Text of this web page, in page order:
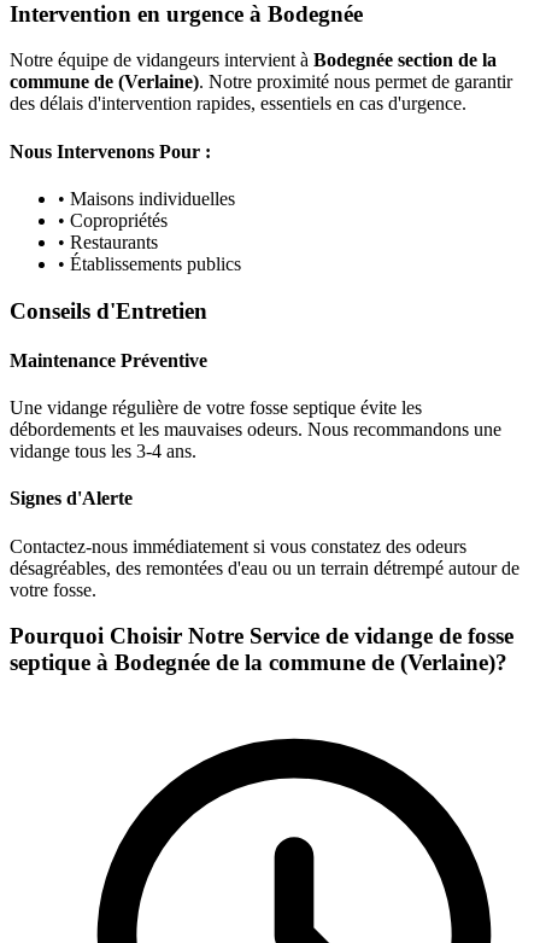
Intervention en urgence à Bodegnée
Notre équipe de vidangeurs intervient à Bodegnée section de la
commune de (Verlaine). Notre proximité nous permet de garantir
des délais d'intervention rapides, essentiels en cas d'urgence.
Nous Intervenons Pour :
• Maisons individuelles
• Copropriétés
• Restaurants
• Établissements publics
Conseils d'Entretien
Maintenance Préventive
Une vidange régulière de votre fosse septique évite les
débordements et les mauvaises odeurs. Nous recommandons une
vidange tous les 3-4 ans.
Signes d'Alerte
Contactez-nous immédiatement si vous constatez des odeurs
désagréables, des remontées d'eau ou un terrain détrempé autour de
votre fosse.
Pourquoi Choisir Notre Service de vidange de fosse
septique à Bodegnée de la commune de (Verlaine)?